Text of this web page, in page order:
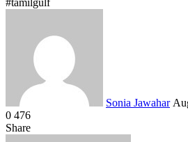
Sonia Jawahar
0 476
Facebook
Twitter
LinkedIn
Tumblr
Pinterest
Reddit
VKontakte
Odnoklassniki
Pocket
Share